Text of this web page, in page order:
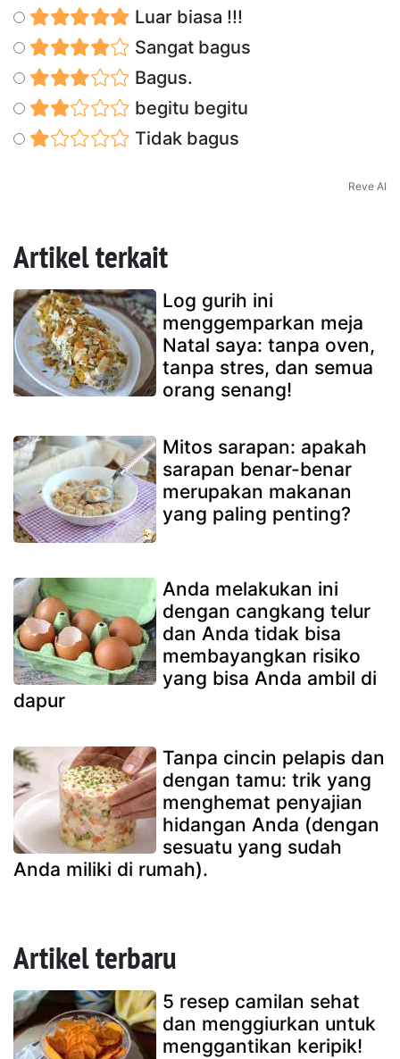
Luar biasa !!!
Sangat bagus
Bagus.
begitu begitu
Tidak bagus
Reve AI
Artikel terkait
Log gurih ini
menggemparkan meja
Natal saya: tanpa oven,
tanpa stres, dan semua
orang senang!
Mitos sarapan: apakah
sarapan benar-benar
merupakan makanan
yang paling penting?
Anda melakukan ini
dengan cangkang telur
dan Anda tidak bisa
membayangkan risiko
yang bisa Anda ambil di
dapur
Tanpa cincin pelapis dan
dengan tamu: trik yang
menghemat penyajian
hidangan Anda (dengan
sesuatu yang sudah
Anda miliki di rumah).
Artikel terbaru
5 resep camilan sehat
dan menggiurkan untuk
menggantikan keripik!